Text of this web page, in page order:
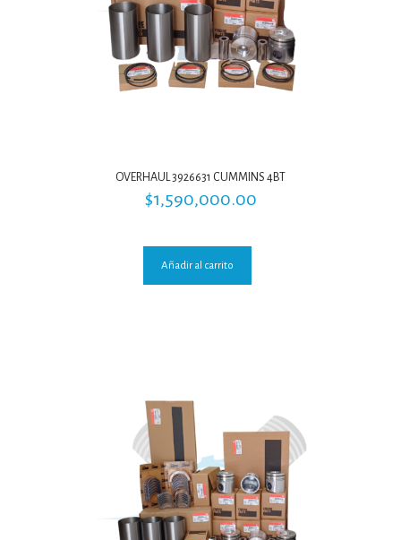
OVERHAUL 3926631 CUMMINS 4BT
$1,590,000.00
Añadir al carrito